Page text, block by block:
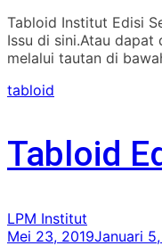
Tabloid Institut Edisi
Issu di sini.Atau dapat
melalui tautan di
tabloid
Tabloid
LPM Institut
Mei 23, 2019Januari